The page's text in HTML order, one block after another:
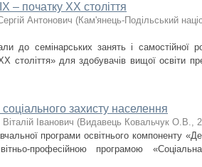
– початку ХХ століття
Антонович (Кам'янець-Подільський
до семінарських занять і самостійної
століття» для здобувачів вищої освіти
захисту населення
Іванович (Видавець Ковальчук О.В.,
програми освітнього компоненту
професійною програмою